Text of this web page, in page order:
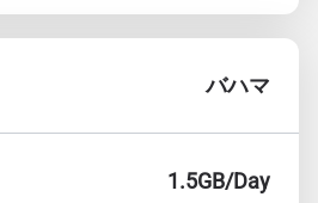
バハマ
1.5GB/Day